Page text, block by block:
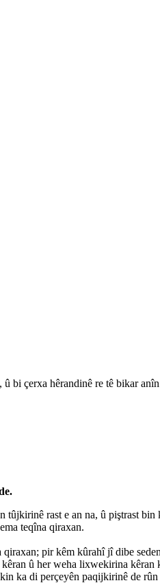
bi çerxa hêrandinê re tê bikar
rast e an na, û piştrast
teqîna qiraxan.
pir kêm kûrahî jî dibe
û her weha lixwekirina kêran
ka di perçeyên paqijkirinê de